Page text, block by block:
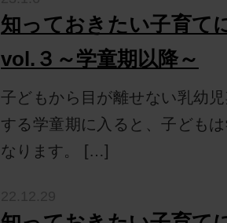
知っておきたい子育
vol.３～学童期以降～
子どもから目が離せない乳幼
する学童期に入ると、子ども
なります。 […]